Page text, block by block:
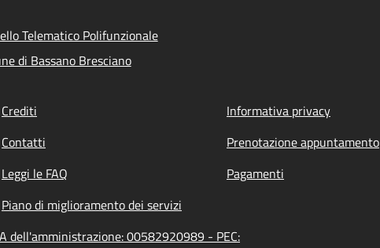
Telematico Polifunzionale
di Bassano Bresciano
Crediti Informativa privacy
Contatti Prenotazione appuntamento
Leggi le FAQ Pagamenti
Piano di miglioramento dei servizi
dell'amministrazione: 00582920989 - PEC: